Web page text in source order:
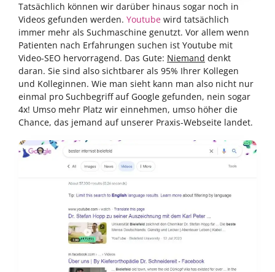
Tatsächlich können wir darüber hinaus sogar noch in
Videos gefunden werden. Youtube wird tatsächlich
immer mehr als Suchmaschine genutzt. Vor allem wenn
Patienten nach Erfahrungen suchen ist Youtube mit
Video-SEO hervorragend. Das Gute: Niemand denkt
daran. Sie sind also sichtbarer als 95% Ihrer Kollegen
und Kolleginnen. Wie man sieht kann man also nicht nur
einmal pro Suchbegriff auf Google gefunden, nein sogar
4x! Umso mehr Platz wir einnehmen, umso höher die
Chance, das jemand auf unserer Praxis-Webseite landet.